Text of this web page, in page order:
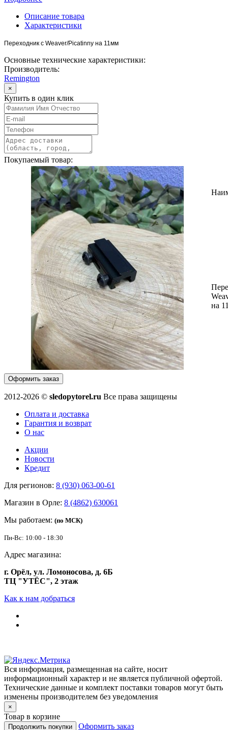
Описание товара
Характеристики
Переходник с Weaver/Picatinny на 11мм
Основные технические характеристики:
Производитель:
Remington
×
Купить в один клик
Покупаемый товар:
на
Оформить заказ
2012-2026 © sledopytorel.ru Все права защищены
Оплата и доставка
Гарантия и возврат
О нас
Акции
Новости
Кредит
Для регионов: 8 (930) 063-00-61
Магазин в Орле: 8 (4862) 630061
Мы работаем: (по МСК)
Пн-Вс: 10:00 - 18:30
Адрес магазина:
г. Орёл, ул. Ломоносова, д. 6Б
ТЦ "УТЁС", 2 этаж
Как к нам добраться
Вся информация, размещенная на сайте, носит
информационный характер и не является публичной офертой.
Технические данные и комплект поставки товаров могут быть
изменены производителем без уведомления
×
Товар в корзине
Продолжить покупки Оформить заказ